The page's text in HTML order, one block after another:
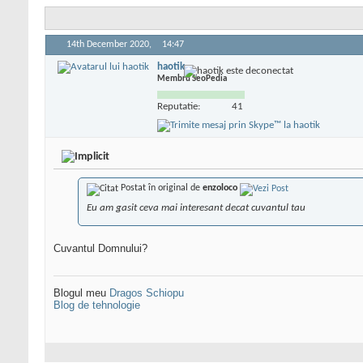
14th December 2020, 14:47
haotik
Membru SeoPedia
Reputatie: 41
Postat în original de enzoloco
Eu am gasit ceva mai interesant decat cuvantul tau
Cuvantul Domnului?
Blogul meu Dragos Schiopu
Blog de tehnologie